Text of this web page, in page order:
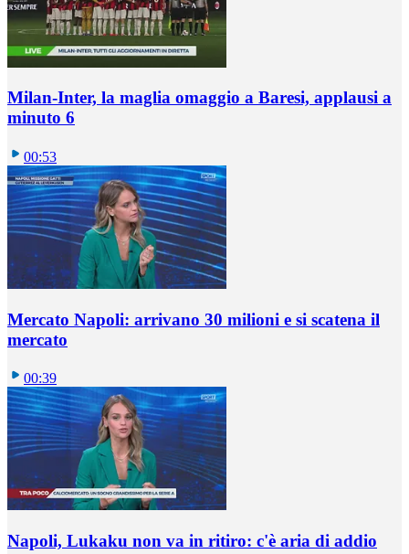
Milan-Inter, la maglia omaggio a Baresi, applausi a
minuto 6
00:53
Mercato Napoli: arrivano 30 milioni e si scatena il
mercato
00:39
Napoli, Lukaku non va in ritiro: c'è aria di addio